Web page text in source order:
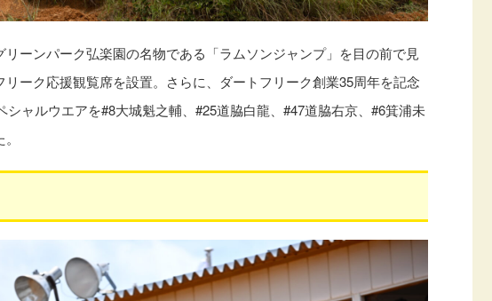
リーンパーク弘楽園の名物である「ラムソンジャンプ」を目の前で見
リーク応援観覧席を設置。さらに、ダートフリーク創業35周年を記念
シャルウエアを#8大城魁之輔、#25道脇白龍、#47道脇右京、#6箕浦未